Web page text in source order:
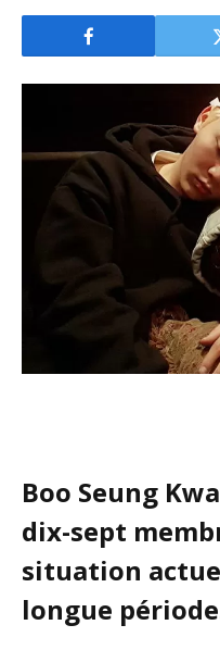
Boo Seung
dix-sept
situation
longue